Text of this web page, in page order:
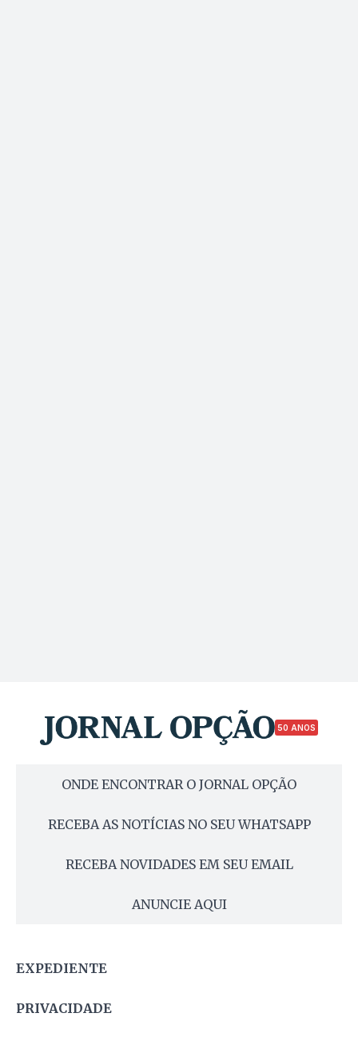
50 ANOS
ONDE ENCONTRAR O JORNAL OPÇÃO
RECEBA AS NOTÍCIAS NO SEU WHATSAPP
RECEBA NOVIDADES EM SEU EMAIL
ANUNCIE AQUI
EXPEDIENTE
PRIVACIDADE